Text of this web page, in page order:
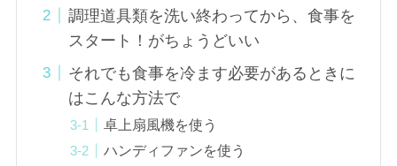
調理道具類を洗い終わってから、食事を
スタート！がちょうどいい
それでも食事を冷ます必要があるときに
はこんな方法で
卓上扇風機を使う
ハンディファンを使う